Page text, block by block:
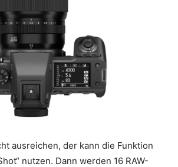
ausreichen, der kann die Funktion
nutzen. Dann werden 16 RAW-